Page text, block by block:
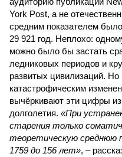
York Post, а не
средним показателем
29 921 год. Неплохо:
можно было бы застать
ледниковых периодов и
развитых цивилизаций.
катастрофическим
вычёркивают эти цифры
долголетия. «При
старения только
теоретическую среднюю
1759 до 156 лет», –